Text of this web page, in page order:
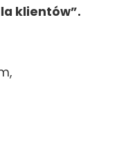
klientów”.